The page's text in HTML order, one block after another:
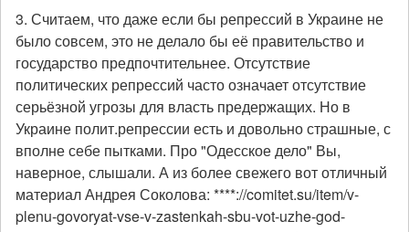
3. Считаем, что даже если бы репрессий в Украине не
было совсем, это не делало бы её правительство и
государство предпочтительнее. Отсутствие
политических репрессий часто означает отсутствие
серьёзной угрозы для власть предержащих. Но в
Украине полит.репрессии есть и довольно страшные, с
вполне себе пытками. Про "Одесское дело" Вы,
наверное, слышали. А из более свежего вот отличный
материал Андрея Соколова: ****://comitet.su/item/v-
plenu-govoryat-vse-v-zastenkah-sbu-vot-uzhe-god-